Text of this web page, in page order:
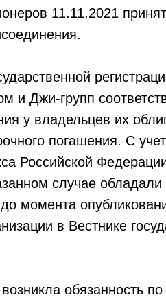
11.11.2021
и Джи-групп
у владельцев их
погашения. С
Российской
случае
момента
в Вестнике
обязанность